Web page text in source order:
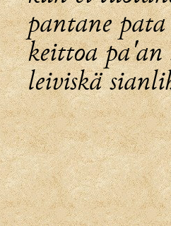
pantane
keittoa pa'an
leiviskä